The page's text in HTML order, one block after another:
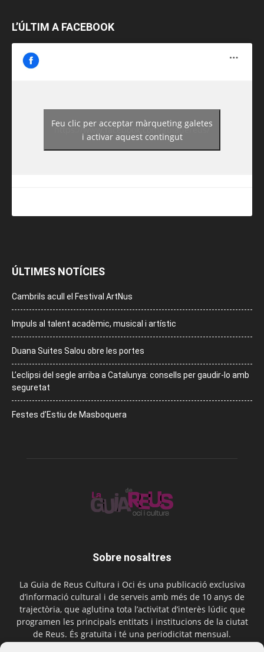
L’ÚLTIM A FACEBOOK
https://www.facebook.com/guiadereus/
Feu clic per acceptar màrqueting galetes
i activar aquest contingut
ÚLTIMES NOTÍCIES
Cambrils acull el Festival ArtNus
Impuls al talent acadèmic, musical i artístic
Duana Suites Salou obre les portes
L’eclipsi del segle arriba a Catalunya: consells per gaudir-lo amb
seguretat
Festes d’Estiu de Masboquera
Sobre nosaltres
La Guia de Reus Cultura i Oci és una publicació exclusiva
d’informació cultural i de serveis amb més de 10 anys de
trajectòria, que aglutina tota l’activitat d’interès lúdic que
programen les principals entitats i institucions de la ciutat
de Reus. És gratuïta i té una periodicitat mensual.